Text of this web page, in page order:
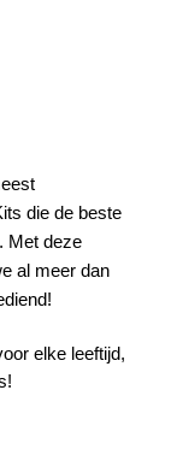
die de beste
Met deze
al meer dan
elke leeftijd,